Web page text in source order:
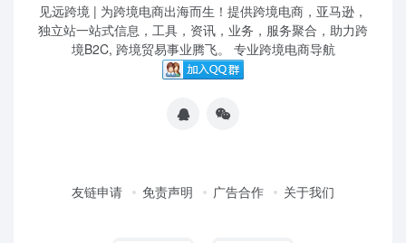
见远跨境 | 为跨境电商出海而生！提供跨境电商，亚马逊，
独立站一站式信息，工具，资讯，业务，服务聚合，助力跨
境B2C, 跨境贸易事业腾飞。 专业跨境电商导航
友链申请 免责声明 广告合作 关于我们